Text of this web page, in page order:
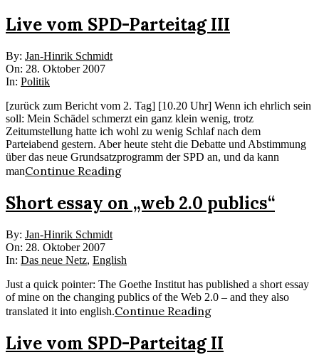
Live vom SPD-Parteitag III
2007-
10-
28
By: Jan-Hinrik Schmidt
On: 28. Oktober 2007
In: Politik
[zurück zum Bericht vom 2. Tag] [10.20 Uhr] Wenn ich ehrlich sein
soll: Mein Schädel schmerzt ein ganz klein wenig, trotz
Zeitumstellung hatte ich wohl zu wenig Schlaf nach dem
Parteiabend gestern. Aber heute steht die Debatte und Abstimmung
über das neue Grundsatzprogramm der SPD an, und da kann
manContinue Reading
Short essay on „web 2.0 publics“
2007-
10-
28
By: Jan-Hinrik Schmidt
On: 28. Oktober 2007
In: Das neue Netz, English
Just a quick pointer: The Goethe Institut has published a short essay
of mine on the changing publics of the Web 2.0 – and they also
translated it into english.Continue Reading
Live vom SPD-Parteitag II